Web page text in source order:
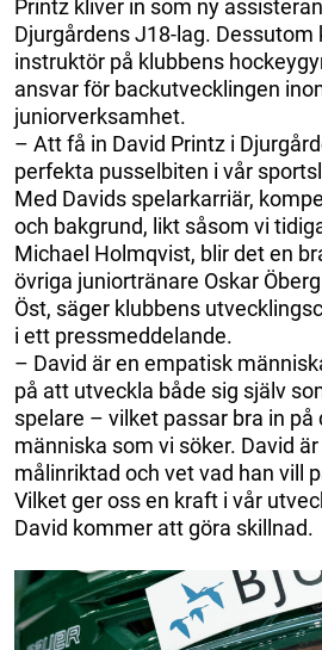
Printz kliver in som ny
Djurgårdens J18-lag.
instruktör på klubbens
ansvar för backutvecklingen
juniorverksamhet.
– Att få in David Printz i
perfekta pusselbiten i vår
Med Davids spelarkarriär,
och bakgrund, likt såsom vi
Michael Holmqvist, blir det en
övriga juniortränare Oskar
Öst, säger klubbens
i ett pressmeddelande.
– David är en empatisk
på att utveckla både sig själv
spelare – vilket passar bra in på
människa som vi söker. David
målinriktad och vet vad han vill
Vilket ger oss en kraft i vår
David kommer att göra skillnad.